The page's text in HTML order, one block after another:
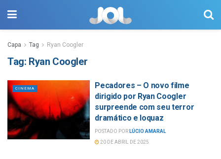
Capa Tag Ryan Coogler
Tag: Ryan Coogler
CINEMA
Pecadores – O novo filme
dirigido por Ryan Coogler
surpreende com seu terror
dramático e loquaz
POSTADO POR LÚCIO AMARAL
20 DE ABRIL DE 2025